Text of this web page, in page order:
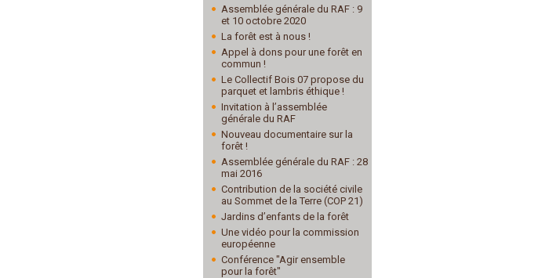
Assemblée générale du RAF : 9
et 10 octobre 2020
La forêt est à nous !
Appel à dons pour une forêt en
commun !
Le Collectif Bois 07 propose du
parquet et lambris éthique !
Invitation à l’assemblée
générale du RAF
Nouveau documentaire sur la
forêt !
Assemblée générale du RAF : 28
mai 2016
Contribution de la société civile
au Sommet de la Terre (COP 21)
Jardins d’enfants de la forêt
Une vidéo pour la commission
européenne
Conférence "Agir ensemble
pour la forêt"